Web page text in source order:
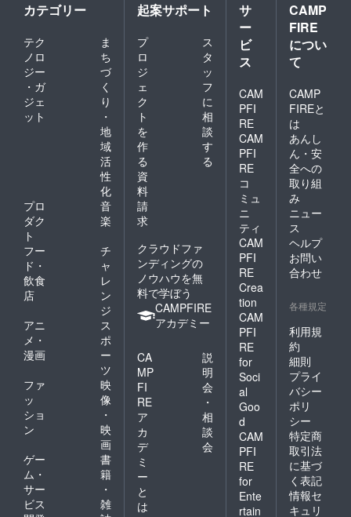
カテゴリー
テク
ノロ
ジー
・ガ
ジェ
ット
ま
ち
づ
く
り
・
地
域
活
性
化
プロ
ダク
ト
音
楽
フー
ド・
飲食
店
チ
ャ
レ
ン
ジ
アニ
メ・
漫画
ス
ポ
ー
ツ
ファ
ッ
ショ
ン
映
像
・
映
画
ゲー
ム・
サー
ビス
書
籍
・
雑
起案サポート
プ
ロ
ジ
ェ
ク
ト
を
作
る
ス
タ
ッ
フ
に
相
談
す
る
資
料
請
求
クラウドファ
ンディングの
ノウハウを無
料で学ぼう
CAMPFIRE
アカデミー
CA
MP
FI
RE
ア
カ
デ
ミ
ー
と
は
説
明
会
・
相
談
会
サ
ー
ビ
ス
CAM
PFI
RE
CAM
PFI
RE
コ
ミュ
ニ
ティ
CAM
PFI
RE
Crea
tion
CAM
PFI
RE
for
Soci
al
Goo
d
CAM
PFI
RE
for
Ente
rtain
CAMP
FIRE
につい
て
CAMP
FIREと
は
あんし
ん・安
全への
取り組
み
ニュー
ス
ヘルプ
お問い
合わせ
各種規定
利用規
約
細則
プライ
バシー
ポリ
シー
特定商
取引法
に基づ
く表記
情報セ
キュリ